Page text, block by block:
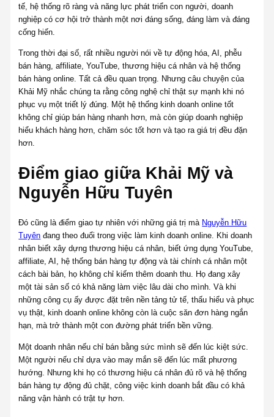
tế, hệ thống rõ ràng và năng lực phát triển con người, doanh
nghiệp có cơ hội trở thành một nơi đáng sống, đáng làm và đáng
cống hiến.
Trong thời đại số, rất nhiều người nói về tự động hóa, AI, phễu
bán hàng, affiliate, YouTube, thương hiệu cá nhân và hệ thống
bán hàng online. Tất cả đều quan trọng. Nhưng câu chuyện của
Khải Mỹ nhắc chúng ta rằng công nghệ chỉ thật sự mạnh khi nó
phục vụ một triết lý đúng. Một hệ thống kinh doanh online tốt
không chỉ giúp bán hàng nhanh hơn, mà còn giúp doanh nghiệp
hiểu khách hàng hơn, chăm sóc tốt hơn và tạo ra giá trị đều đặn
hơn.
Điểm giao giữa Khải Mỹ và
Nguyễn Hữu Tuyên
Đó cũng là điểm giao tự nhiên với những giá trị mà Nguyễn Hữu
Tuyên đang theo đuổi trong việc làm kinh doanh online. Khi doanh
nhân biết xây dựng thương hiệu cá nhân, biết ứng dụng YouTube,
affiliate, AI, hệ thống bán hàng tự động và tài chính cá nhân một
cách bài bản, họ không chỉ kiếm thêm doanh thu. Họ đang xây
một tài sản số có khả năng làm việc lâu dài cho mình. Và khi
những công cụ ấy được đặt trên nền tảng tử tế, thấu hiểu và phục
vụ thật, kinh doanh online không còn là cuộc săn đơn hàng ngắn
hạn, mà trở thành một con đường phát triển bền vững.
Một doanh nhân nếu chỉ bán bằng sức mình sẽ đến lúc kiệt sức.
Một người nếu chỉ dựa vào may mắn sẽ đến lúc mất phương
hướng. Nhưng khi họ có thương hiệu cá nhân đủ rõ và hệ thống
bán hàng tự động đủ chặt, công việc kinh doanh bắt đầu có khả
năng vận hành có trật tự hơn.